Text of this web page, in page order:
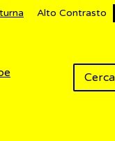
Alto Contrasto